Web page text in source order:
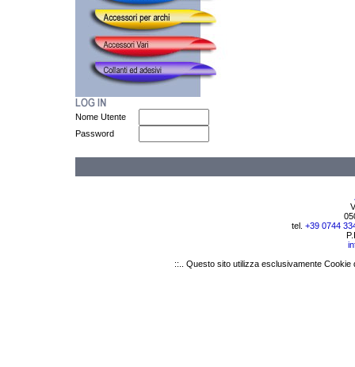
Nome Utente
Password
tel. +39 0744
::.. Questo sito utilizza esclusivamente